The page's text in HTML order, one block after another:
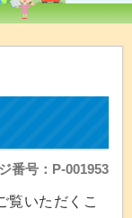
番号：P-001953
覧いただくこ